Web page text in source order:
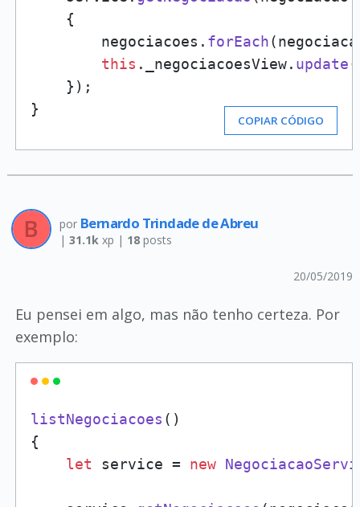
    {
        negociacoes.
forEach(
this . _negociacoesView. update(
    });
}
COPIAR CÓDIGO
por Bernardo Trindade de Abreu
| 31.1kxp | 18posts
20/05/2019
Eu pensei em algo, mas não tenho certeza. Por
exemplo:
listNegociacoes ( )
{
let service = new